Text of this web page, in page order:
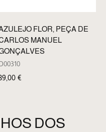
FLOR, PEÇA DE
MANUEL
€
DOS